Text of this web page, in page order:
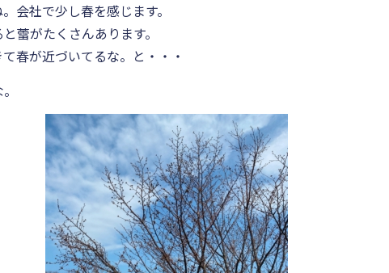
会社で少し春を感じます。
蕾がたくさんあります。
春が近づいてるな。と・・・